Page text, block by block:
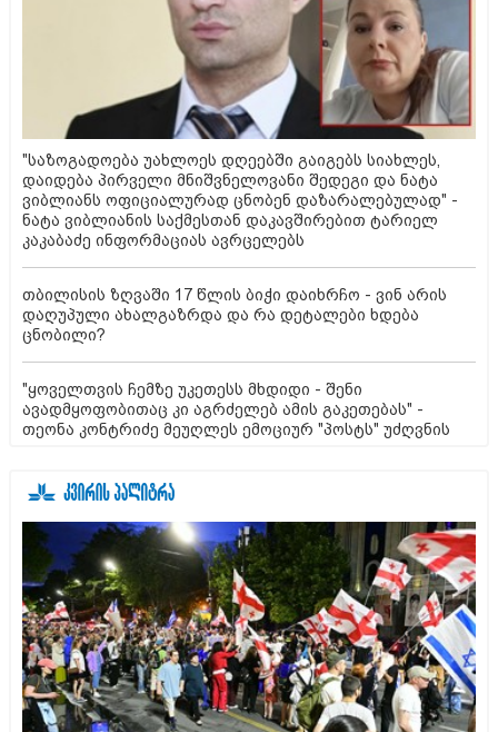
"საზოგადოება უახლოეს დღეებში გაიგებს სიახლეს,
დაიდება პირველი მნიშვნელოვანი შედეგი და ნატა
ვიბლიანს ოფიციალურად ცნობენ დაზარალებულად" -
ნატა ვიბლიანის საქმესთან დაკავშირებით ტარიელ
კაკაბაძე ინფორმაციას ავრცელებს
თბილისის ზღვაში 17 წლის ბიჭი დაიხრჩო - ვინ არის
დაღუპული ახალგაზრდა და რა დეტალები ხდება
ცნობილი?
"ყოველთვის ჩემზე უკეთესს მხდიდი - შენი
ავადმყოფობითაც კი აგრძელებ ამის გაკეთებას" -
თეონა კონტრიძე მეუღლეს ემოციურ "პოსტს" უძღვნის